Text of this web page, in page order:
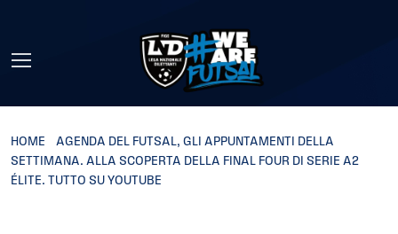
HOME
AGENDA DEL FUTSAL, GLI APPUNTAMENTI DELLA
SETTIMANA. ALLA SCOPERTA DELLA FINAL FOUR DI SERIE A2
ÉLITE. TUTTO SU YOUTUBE